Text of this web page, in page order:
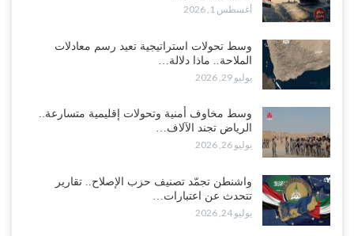
أغسطس 1, 2026
وسط تحولات استراتيجية تعيد رسم معادلات
الملاحة.. ماذا دلالة…
يوليو 29, 2026
وسط مخاوف أمنية وتحولات إقليمية متسارعة..
الرياض تجند الآلاف…
يوليو 26, 2026
واشنطن تجمّد تصنيف حزب الإصلاح.. تقارير
تتحدث عن اعتبارات…
يوليو 24, 2026